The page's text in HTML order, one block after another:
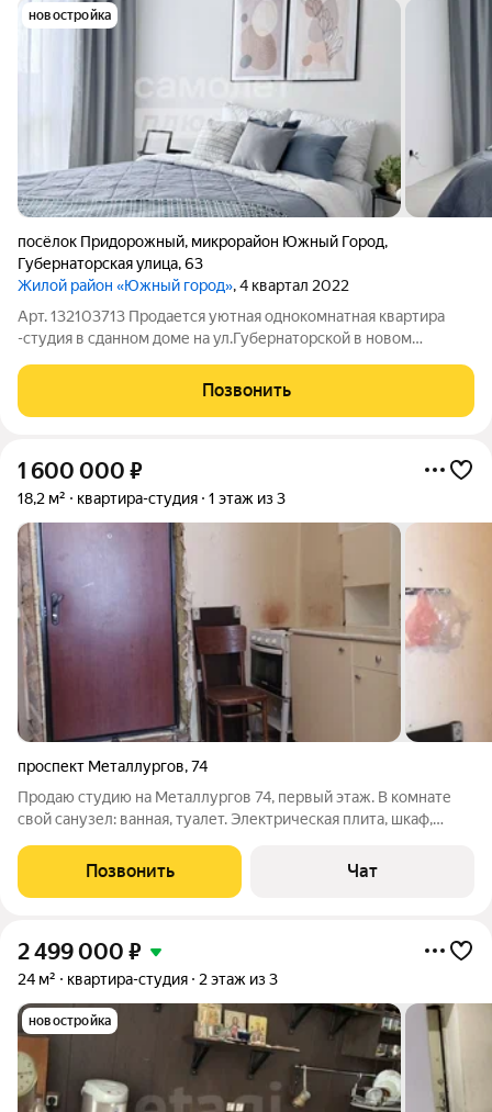
новостройка
посёлок Придорожный, микрорайон Южный Город,
Губернаторская улица,63
Жилой район «Южный город», 4 квартал 2022
Арт. 132103713 Продается уютная однокомнатная квартира
-студия в сданном доме на ул.Губернаторской в новом
Квартира с предчистовым ремонтом Wait Box- полы залиты,
стены отштукатурены, электрическая
Позвонить
1 600 000 ₽
18,2 м² квартира-студия 1 этаж из 3
проспект Металлургов,74
Продаю студию на Металлургов 74, первый этаж. В комнате
свой санузел: ванная, туалет. Электрическая плита, шкаф,
Статус : комната Окно пластиковое Потолки под 3 м. Статус
КВАРТИРА.Звоните .
Позвонить Чат
2 499 000 ₽
24 м² квартира-студия 2 этаж из 3
новостройка